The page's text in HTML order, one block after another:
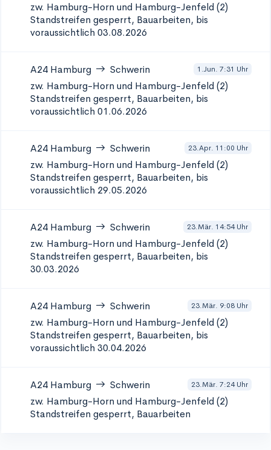
zw. Hamburg-Horn und Hamburg-Jenfeld (2)
Standstreifen gesperrt, Bauarbeiten, bis
voraussichtlich 03.08.2026
A24 Hamburg Schwerin 1.Jun. 7:31 Uhr
zw. Hamburg-Horn und Hamburg-Jenfeld (2)
Standstreifen gesperrt, Bauarbeiten, bis
voraussichtlich 01.06.2026
A24 Hamburg Schwerin 23.Apr. 11:00 Uhr
zw. Hamburg-Horn und Hamburg-Jenfeld (2)
Standstreifen gesperrt, Bauarbeiten, bis
voraussichtlich 29.05.2026
A24 Hamburg Schwerin 23.Mär. 14:54 Uhr
zw. Hamburg-Horn und Hamburg-Jenfeld (2)
Standstreifen gesperrt, Bauarbeiten, bis
30.03.2026
A24 Hamburg Schwerin 23.Mär. 9:08 Uhr
zw. Hamburg-Horn und Hamburg-Jenfeld (2)
Standstreifen gesperrt, Bauarbeiten, bis
voraussichtlich 30.04.2026
A24 Hamburg Schwerin 23.Mär. 7:24 Uhr
zw. Hamburg-Horn und Hamburg-Jenfeld (2)
Standstreifen gesperrt, Bauarbeiten